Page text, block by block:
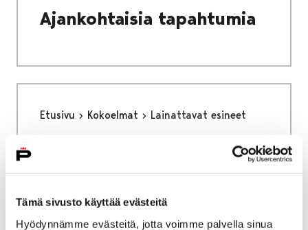
Tämä sivusto käyttää evästeitä
Hyödynnämme evästeitä, jotta voimme palvella sinua
Ajankohtaisia tapahtumia
Etusivu Kokoelmat Lainattavat esineet